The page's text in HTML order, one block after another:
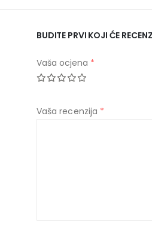
BUDITE PRVI KOJI ĆE
Vaša ocjena *
Vaša recenzija *